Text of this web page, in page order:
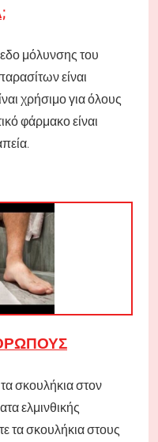
μόλυνσης του
είναι
χρήσιμο για όλους
φάρμακο είναι
τα σκουλήκια στον
ελμινθικής
τα σκουλήκια στους